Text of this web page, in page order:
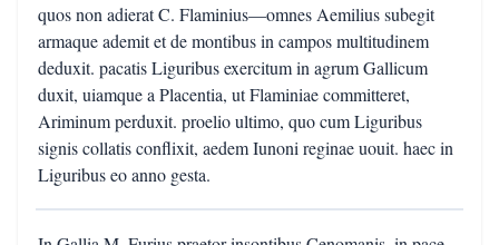
quos non adierat C. Flaminius—omnes Aemilius subegit
armaque ademit et de montibus in campos multitudinem
deduxit. pacatis Liguribus exercitum in agrum Gallicum
duxit, uiamque a Placentia, ut Flaminiae committeret,
Ariminum perduxit. proelio ultimo, quo cum Liguribus
signis collatis conflixit, aedem Iunoni reginae uouit. haec in
Liguribus eo anno gesta.